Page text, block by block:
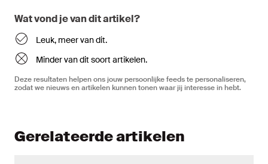
Wat vond je van dit artikel?
Leuk, meer van dit.
Minder van dit soort artikelen.
Deze resultaten helpen ons jouw persoonlijke feeds te personaliseren,
zodat we nieuws en artikelen kunnen tonen waar jij interesse in hebt.
Gerelateerde artikelen